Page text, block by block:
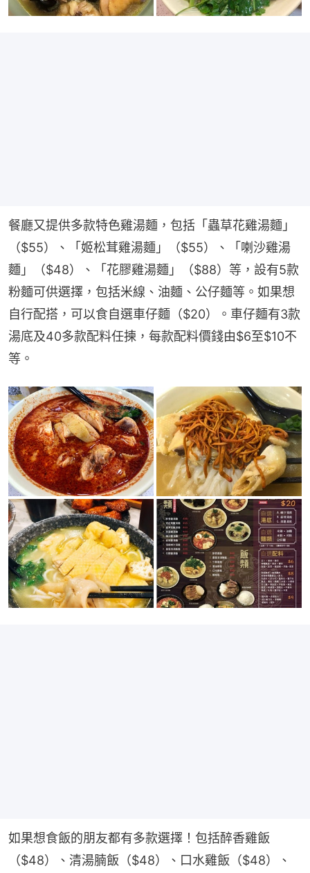
餐廳又提供多款特色雞湯麵，包括「蟲草花雞湯麵」
（$55）、「姬松茸雞湯麵」（$55）、「喇沙雞湯
麵」（$48）、「花膠雞湯麵」（$88）等，設有5款
粉麵可供選擇，包括米線、油麵、公仔麵等。如果想
自行配搭，可以食自選車仔麵（$20）。車仔麵有3款
湯底及40多款配料任揀，每款配料價錢由$6至$10不
等。
如果想食飯的朋友都有多款選擇！包括醉香雞飯
（$48）、清湯腩飯（$48）、口水雞飯（$48）、